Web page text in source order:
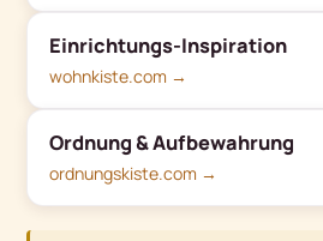
Einrichtungs-Inspiration
wohnkiste.com →
Ordnung & Aufbewahrung
ordnungskiste.com →